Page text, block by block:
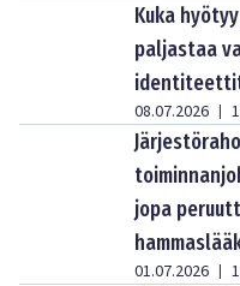
Kuka
paljastaa
08.07.2026 |
jopa
01.07.2026 |